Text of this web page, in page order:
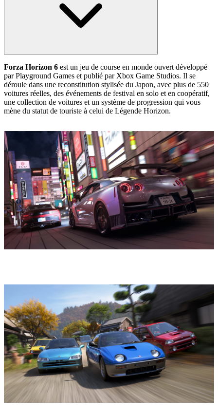
Forza Horizon 6 est un jeu de course en monde ouvert développé
par Playground Games et publié par Xbox Game Studios. Il se
déroule dans une reconstitution stylisée du Japon, avec plus de 550
voitures réelles, des événements de festival en solo et en coopératif,
une collection de voitures et un système de progression qui vous
mène du statut de touriste à celui de Légende Horizon.